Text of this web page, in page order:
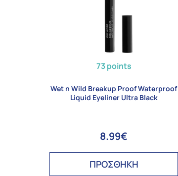
73 points
Wet n Wild Breakup Proof Waterproof
Liquid Eyeliner Ultra Black
8.99€
ΠΡΟΣΘΗΚΗ